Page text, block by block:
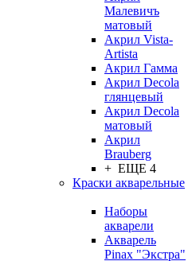
Малевичъ
матовый
Акрил Vista-
Artista
Акрил Гамма
Акрил Decola
глянцевый
Акрил Decola
матовый
Акрил
Brauberg
+ ЕЩЕ 4
Краски акварельные
Наборы
акварели
Акварель
Pinax "Экстра"